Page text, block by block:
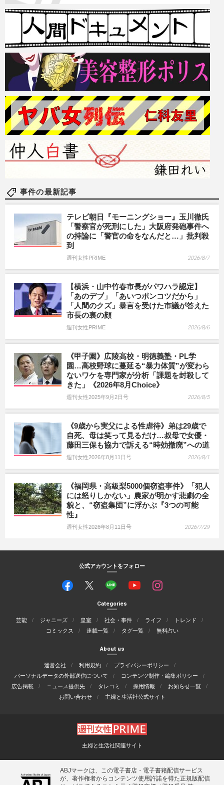
事件の最新記事
テレビ朝日『モーニングショー』玉川徹氏
「警察官が死刑にした」大阪府発砲事件へ
の持論に「警官の命をなんだと…」批判殺
到
週刊女性PRIME 2026/8/7
【横浜・山中竹春市長がパワハラ認定】
「あのデブ」「あいつポンコツだから」
「人間のクズ」暴言を受けた市議が答えた
市長の裏の顔
週刊女性PRIME 2026/8/6
《甲子園》広陵高校・明徳義塾・PL学
園…高校野球に蔓延る“暴力体質”が変わら
ないワケを専門家が分析「課題を封殺して
きた」《2026年8月Choice》
週刊女性2025年9月2日号 2026/8/5
《9歳から実父による性虐待》弟は29歳で
自死、母は笑って見るだけ…叔母で女優・
藤田三保も協力で訴える“時効撤廃”への道
週刊女性2026年8月11日号 2026/8/1
《福岡県・高級梨5000個窃盗事件》「犯人
には怒りしかない」農家が明かす悲劇の全
貌と、“窃盗集団”に浮かぶ『3つの可能
性』
週刊女性2026年8月11日号 2026/7/29
公式アカウントをフォロー
Categories
芸能 ジャニーズ 皇室 社会・事件 ライフ
トレンド
コミックス
連載一覧 タグ一覧 無料占い
About us
運営会社 利用規約
プライバシーポリシー
パーソナルデータの外部送信について
コンテンツ制作・編集ポリシー
広告掲載
ニュース提供先 タレコミ 採用情報
お知らせ一覧
お問い合わせ
主婦と生活社公式サイト
主婦と生活社関連サイト
ABJマークは、この電子書店・電子書籍配信サービス
が、著作権者からコンテンツ使用許諾を得た正規版配信